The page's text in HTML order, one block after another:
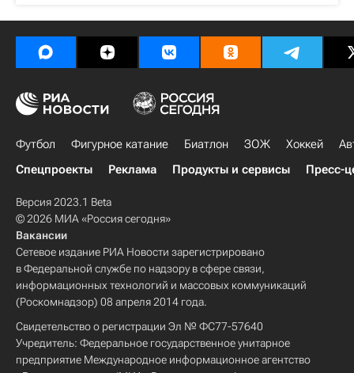
Футбол Фигурное катание Биатлон ЗОЖ Хоккей
Спецпроекты
Реклама Продукты и сервисы Пресс-
Версия 2023.1 Beta
© 2026 МИА «Россия сегодня»
Вакансии
Сетевое издание РИА Новости зарегистрировано
в Федеральной службе по надзору в сфере связи,
информационных технологий и массовых коммуникаций
(Роскомнадзор) 08 апреля 2014 года.
Свидетельство о регистрации Эл № ФС77-57640
Учредитель: Федеральное государственное унитарное
предприятие Международное информационное агентство